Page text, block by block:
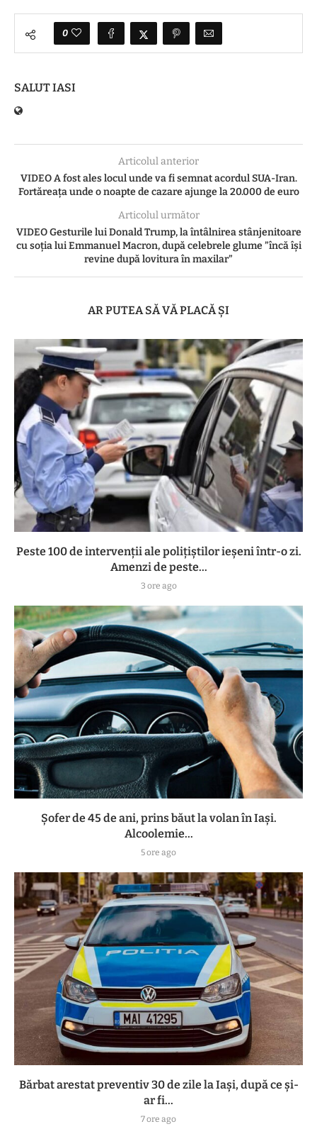
0
SALUT IASI
Articolul anterior
VIDEO A fost ales locul unde va fi semnat acordul SUA-Iran.
Fortăreața unde o noapte de cazare ajunge la 20.000 de euro
Articolul următor
VIDEO Gesturile lui Donald Trump, la întâlnirea stânjenitoare
cu soția lui Emmanuel Macron, după celebrele glume ”încă își
revine după lovitura în maxilar”
AR PUTEA SĂ VĂ PLACĂ ȘI
Peste 100 de intervenții ale polițiștilor ieșeni într-o zi.
Amenzi de peste...
3 ore ago
Șofer de 45 de ani, prins băut la volan în Iași.
Alcoolemie...
5 ore ago
Bărbat arestat preventiv 30 de zile la Iași, după ce și-
ar fi...
7 ore ago